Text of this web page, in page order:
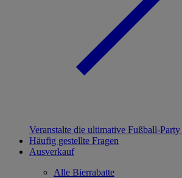
Veranstalte die ultimative Fußball-
Häufig gestellte Fragen
Ausverkauf
Alle Bierrabatte